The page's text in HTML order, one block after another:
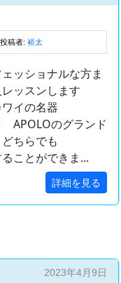
投稿者: 裕太
ッショナルな方ま
ッスンします
イの名器
APOLOのグランド
ちらでも
ことができま...
詳細を見る
2023年4月9日